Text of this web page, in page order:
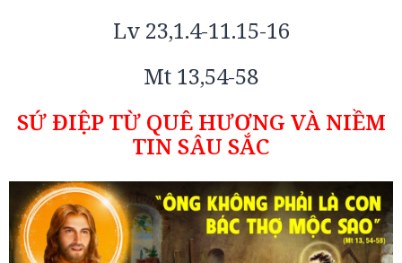
Lv 23,1.4-11.15-16
Mt 13,54-58
SỨ ĐIỆP TỪ QUÊ HƯƠNG VÀ NIỀM
TIN SÂU SẮC